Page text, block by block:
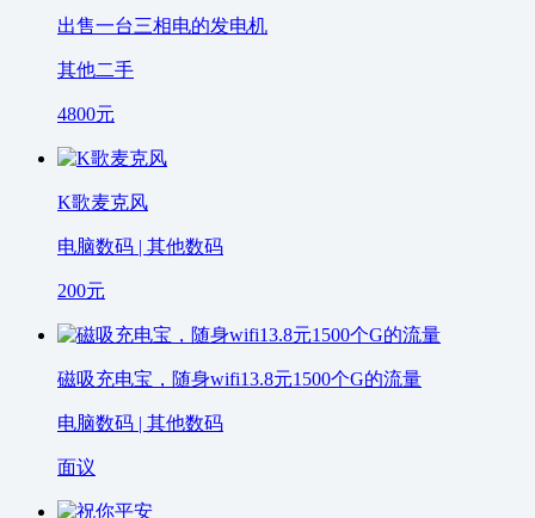
出售一台三相电的发电机
其他二手
4800元
K歌麦克风
电脑数码 | 其他数码
200元
磁吸充电宝，随身wifi13.8元1500个G的流量
电脑数码 | 其他数码
面议